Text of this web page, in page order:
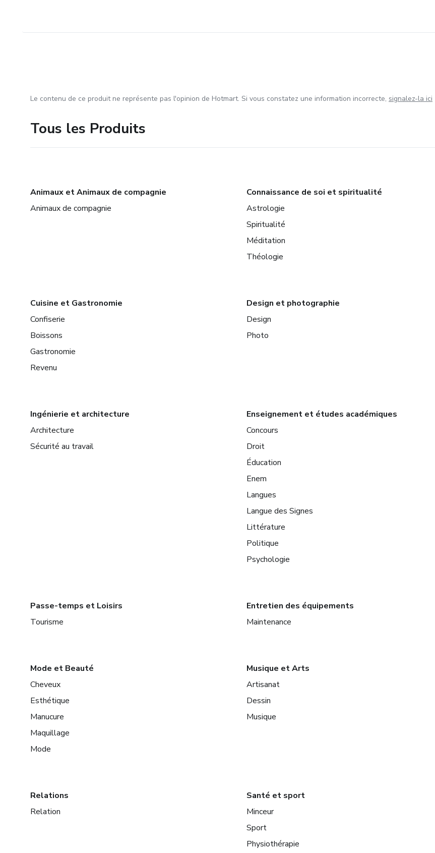
Le contenu de ce produit ne représente pas l'opinion de Hotmart. Si vous constatez une information incorrecte, signalez-la ici
Tous les Produits
Animaux et Animaux de compagnie
Animaux de compagnie
Connaissance de soi et spiritualité
Astrologie
Spiritualité
Méditation
Théologie
Cuisine et Gastronomie
Confiserie
Boissons
Gastronomie
Revenu
Design et photographie
Design
Photo
Ingénierie et architecture
Architecture
Sécurité au travail
Enseignement et études académiques
Concours
Droit
Éducation
Enem
Langues
Langue des Signes
Littérature
Politique
Psychologie
Passe-temps et Loisirs
Tourisme
Entretien des équipements
Maintenance
Mode et Beauté
Cheveux
Esthétique
Manucure
Maquillage
Mode
Musique et Arts
Artisanat
Dessin
Musique
Relations
Relation
Santé et sport
Minceur
Sport
Physiothérapie